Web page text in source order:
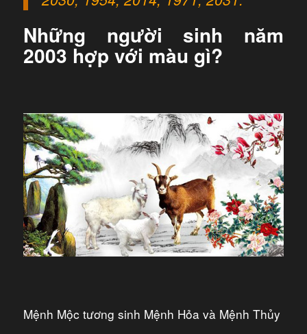
Những người sinh năm
2003 hợp với màu gì?
Mệnh Mộc tương sinh Mệnh Hỏa và Mệnh Thủy